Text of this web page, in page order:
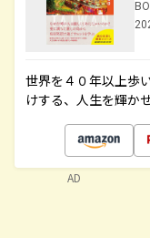
世界を４０年以上歩
けする、人生を輝か
AD